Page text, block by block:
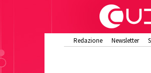
Redazione Newsletter